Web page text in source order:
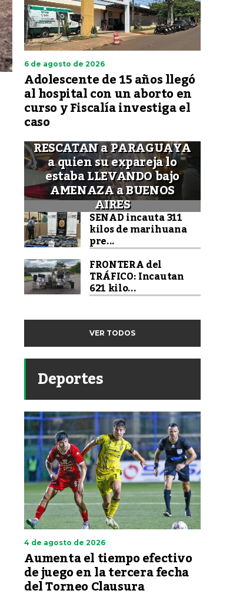
6 de agosto de 2026
Adolescente de 15 años llegó
al hospital con un aborto en
curso y Fiscalía investiga el
caso
RESCATAN a PARAGUAYA
a quien su expareja lo
estaba LLEVANDO bajo
AMENAZA a BUENOS
AIRES
SENAD incauta 311
kilos de marihuana
pre...
FRONTERA del
TRÁFICO: Incautan
621 kilo...
VER TODOS
Deportes
4 de agosto de 2026
Aumenta el tiempo efectivo
de juego en la tercera fecha
del Torneo Clausura